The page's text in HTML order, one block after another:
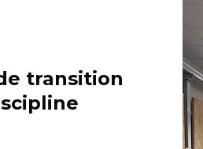
transition